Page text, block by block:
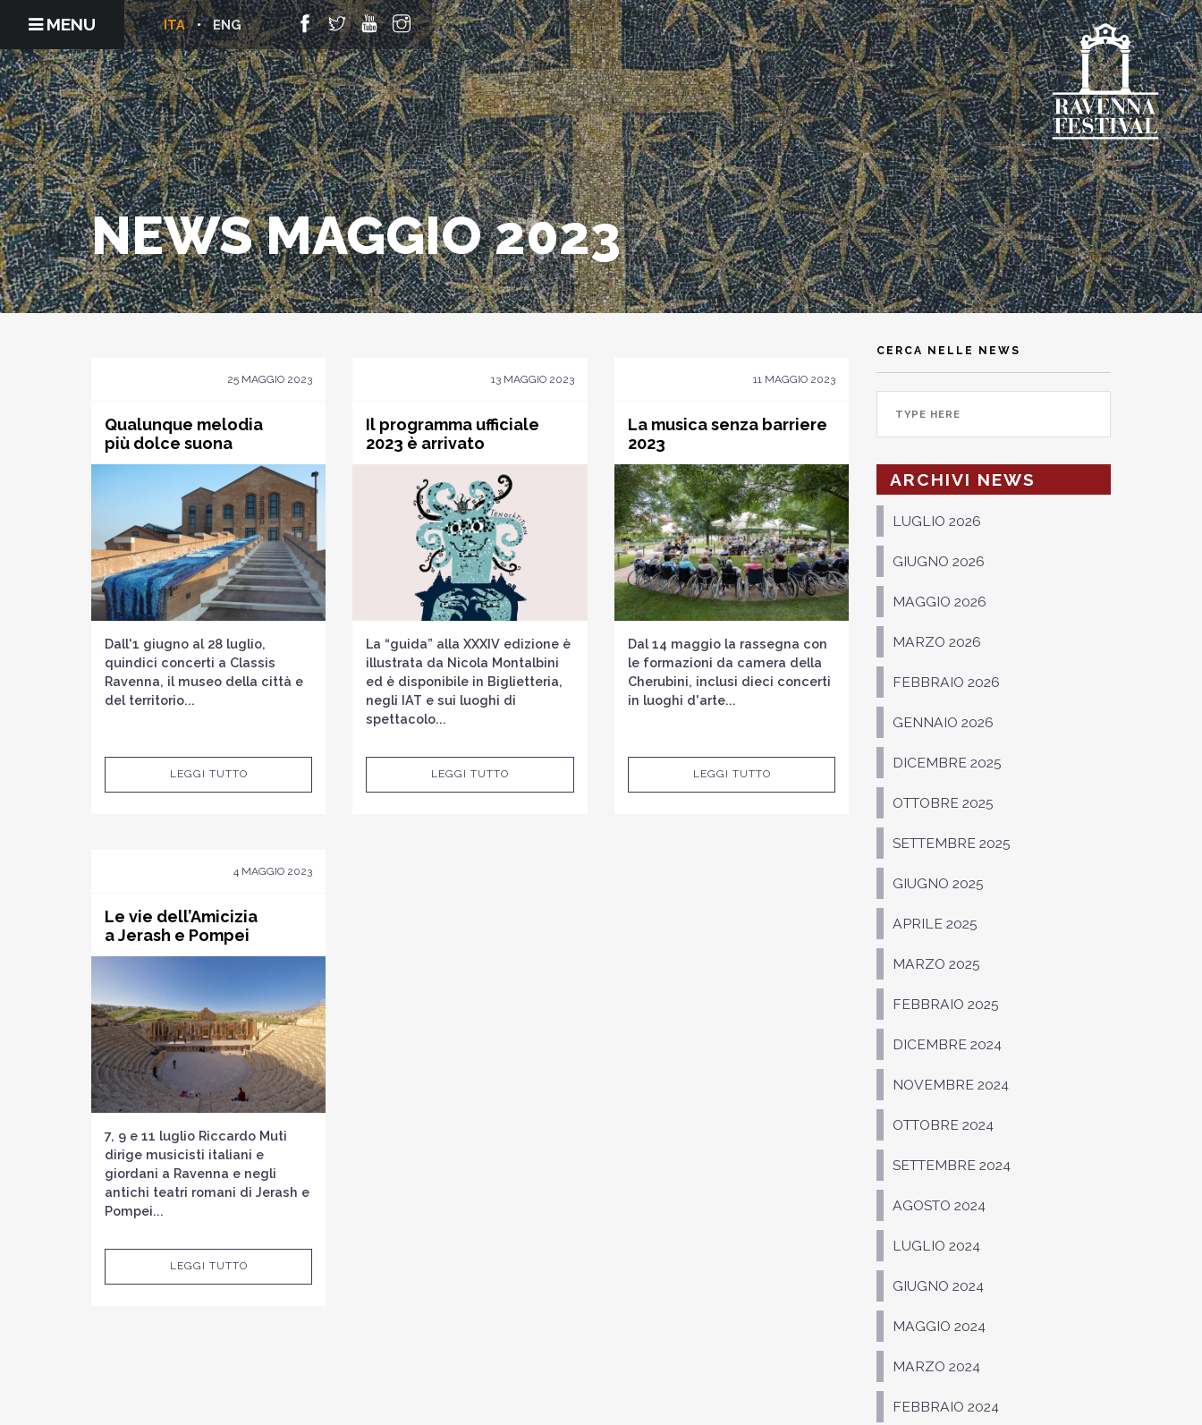
MENU ENG
ITA
NEWS MAGGIO 2023
25 MAGGIO 2023
Qualunque melodia
più dolce suona
Dall'1 giugno al 28 luglio,
quindici concerti a Classis
Ravenna, il museo della città e
del territorio...
LEGGI TUTTO
13 MAGGIO 2023
Il programma ufficiale
2023 è arrivato
La “guida” alla XXXIV edizione è
illustrata da Nicola Montalbini
ed è disponibile in Biglietteria,
negli IAT e sui luoghi di
spettacolo...
LEGGI TUTTO
11 MAGGIO 2023
La musica senza barriere
2023
Dal 14 maggio la rassegna con
le formazioni da camera della
Cherubini, inclusi dieci concerti
in luoghi d'arte...
LEGGI TUTTO
4 MAGGIO 2023
Le vie dell’Amicizia
a Jerash e Pompei
7, 9 e 11 luglio Riccardo Muti
dirige musicisti italiani e
giordani a Ravenna e negli
antichi teatri romani di Jerash e
Pompei...
LEGGI TUTTO
CERCA NELLE NEWS
ARCHIVI NEWS
LUGLIO 2026
GIUGNO 2026
MAGGIO 2026
MARZO 2026
FEBBRAIO 2026
GENNAIO 2026
DICEMBRE 2025
OTTOBRE 2025
SETTEMBRE 2025
GIUGNO 2025
APRILE 2025
MARZO 2025
FEBBRAIO 2025
DICEMBRE 2024
NOVEMBRE 2024
OTTOBRE 2024
SETTEMBRE 2024
AGOSTO 2024
LUGLIO 2024
GIUGNO 2024
MAGGIO 2024
MARZO 2024
FEBBRAIO 2024